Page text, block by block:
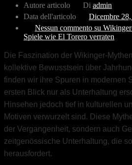
Autore articolo Di admin
Data dell'articolo
Dicembre
Nessun commento su
Spiele wie El Torero verraten
Die Faszination der Wikinger-
kollektive Bewusstsein über
finden wir ihre Spuren in modernen
ersten Blick nur als Unterhaltung
Hinsehen jedoch tief in kulturellen
Motiven verwurzelt sind. Diese
der Vergangenheit, sondern auch
zeitgenössische Unterhaltung, die
herausfordert.